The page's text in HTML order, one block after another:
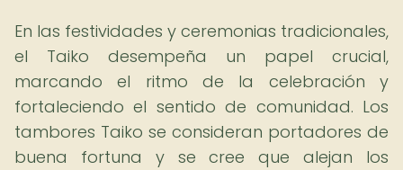
En las festividades y ceremonias tradicionales,
el Taiko desempeña un papel crucial,
marcando el ritmo de la celebración y
fortaleciendo el sentido de comunidad. Los
tambores Taiko se consideran portadores de
buena fortuna y se cree que alejan los